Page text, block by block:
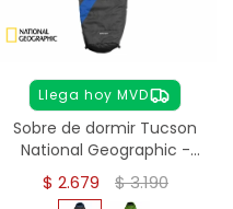
Llega hoy MVD
Sobre de dormir Tucson
National Geographic -
Azul
$ 2.679 $3.190